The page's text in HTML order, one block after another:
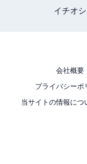
イチオシ
会社概要
プライバシーポ
当サイトの情報につ